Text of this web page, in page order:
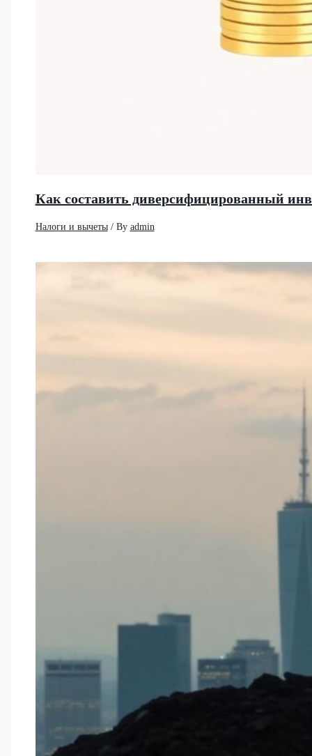
Как составить диверсифицированный
Налоги и вычеты/ By admin